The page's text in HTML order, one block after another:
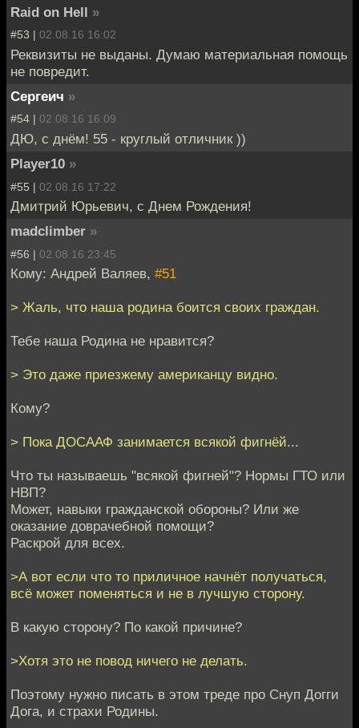
Raid on Hell »
#53 | 02.08.16 16:02
Реквизиты не выданы. Думаю материальная помощь
не повредит.
Сергеич »
#54 | 02.08.16 16:09
ДЮ, с днём! 55 - круглый отличник ))
Player10 »
#55 | 02.08.16 17:22
Дмитрий Юрьевич, с Днем Рождения!
madclimber »
#56 | 02.08.16 23:45
Кому: Андрей Валяев, #51
> Жаль, что наша родина боится своих граждан.
Тебе наша Родина не нравится?
> Это даже приезжему американцу видно.
Кому?
> Пока ДОСААФ занимается всякой фигнёй...
Что ты называешь "всякой фигней"? Нормы ГТО или
НВП?
Может, навыки гражданской обороны? Или же
оказание доврачебной помощи?
Раскрой для всех.
>А вот если что то приличное начнёт получаться,
всё может поменяться и не в лучшую сторону.
В какую сторону? По какой причине?
>Хотя это не повод ничего не делать.
Поэтому нужно писать в этом треде про Снуп Догги
Дога, и страхи Родины.